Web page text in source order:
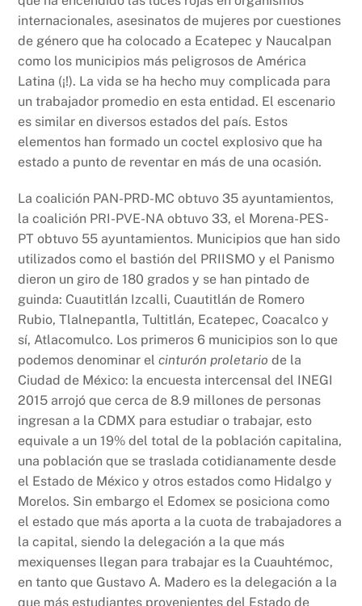
internacionales, asesinatos de mujeres por cuestiones
de género que ha colocado a Ecatepec y Naucalpan
como los municipios más peligrosos de América
Latina (¡!). La vida se ha hecho muy complicada para
un trabajador promedio en esta entidad. El escenario
es similar en diversos estados del país. Estos
elementos han formado un coctel explosivo que ha
estado a punto de reventar en más de una ocasión.
La coalición PAN-PRD-MC obtuvo 35 ayuntamientos,
la coalición PRI-PVE-NA obtuvo 33, el Morena-PES-
PT obtuvo 55 ayuntamientos. Municipios que han sido
utilizados como el bastión del PRIISMO y el Panismo
dieron un giro de 180 grados y se han pintado de
guinda: Cuautitlán Izcalli, Cuautitlán de Romero
Rubio, Tlalnepantla, Tultitlán, Ecatepec, Coacalco y
sí, Atlacomulco. Los primeros 6 municipios son lo que
podemos denominar elcinturón proletario de la
Ciudad de México: la encuesta intercensal del INEGI
2015 arrojó que cerca de 8.9 millones de personas
ingresan a la CDMX para estudiar o trabajar, esto
equivale a un 19% del total de la población capitalina,
una población que se traslada cotidianamente desde
el Estado de México y otros estados como Hidalgo y
Morelos. Sin embargo el Edomex se posiciona como
el estado que más aporta a la cuota de trabajadores a
la capital, siendo la delegación a la que más
mexiquenses llegan para trabajar es la Cuauhtémoc,
en tanto que Gustavo A. Madero es la delegación a la
que más estudiantes provenientes del Estado de